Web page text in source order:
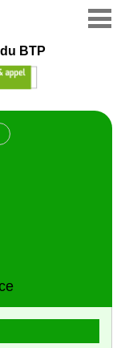
BTP